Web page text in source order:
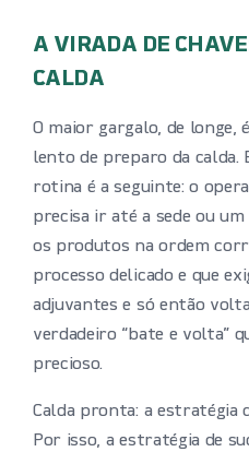
A VIRADA DE
CALDA
O maior gargalo, de longe,
lento de preparo da calda.
rotina é a seguinte: o
precisa ir até a sede ou
os produtos na ordem
processo delicado e que
adjuvantes e só então
verdadeiro “bate e volta”
precioso.
Calda pronta: a estratégia
Por isso, a estratégia de